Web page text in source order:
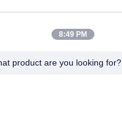
8:49 PM
product are you looking for?